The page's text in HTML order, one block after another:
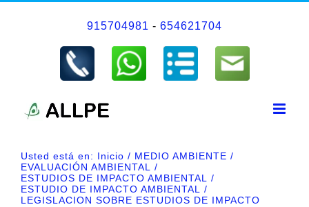
915704981 - 654621704
Usted está en: Inicio
MEDIO AMBIENTE
EVALUACIÓN AMBIENTAL
ESTUDIOS DE IMPACTO AMBIENTAL
ESTUDIO DE IMPACTO AMBIENTAL
LEGISLACION SOBRE ESTUDIOS DE IMPACTO